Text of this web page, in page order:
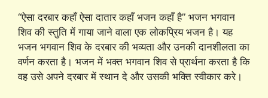
“ऐसा दरबार कहाँ ऐसा दातार कहाँ भजन कहाँ है” भजन भगवान
शिव की स्तुति में गाया जाने वाला एक लोकप्रिय भजन है। यह
भजन भगवान शिव के दरबार की भव्यता और उनकी दानशीलता का
वर्णन करता है। भजन में भक्त भगवान शिव से प्रार्थना करता है कि
वह उसे अपने दरबार में स्थान दे और उसकी भक्ति स्वीकार करे।